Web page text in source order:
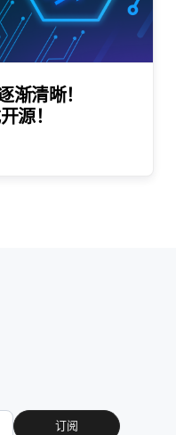
渐清晰！
源！
订阅